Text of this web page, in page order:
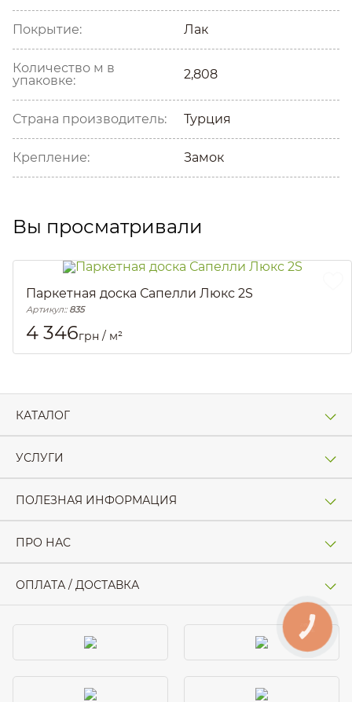
Покрытие: Лак
Количество м в
упаковке:
2,808
Страна производитель: Турция
Крепление: Замок
Вы просматривали
Паркетная доска Сапелли Люкс 2S
Артикул:: 835
4 346грн / м²
КАТАЛОГ
УСЛУГИ
ПОЛЕЗНАЯ ИНФОРМАЦИЯ
ПРО НАС
ОПЛАТА / ДОСТАВКА
КНОПКА
ЗВ'ЯЗКУ